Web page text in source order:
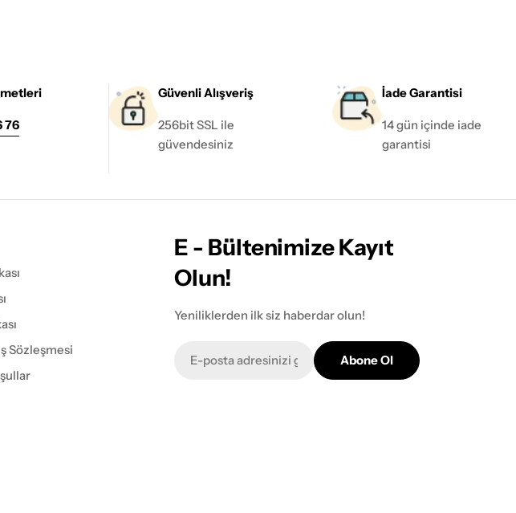
76
Güvenli Alışveriş
256bit SSL ile
güvendesiniz
İade Garantisi
14 gün içinde iade
garantisi
Sözleşmesi
E - Bültenimize Kayıt
Olun!
Yeniliklerden ilk siz haberdar olun!
posta
Abone Ol